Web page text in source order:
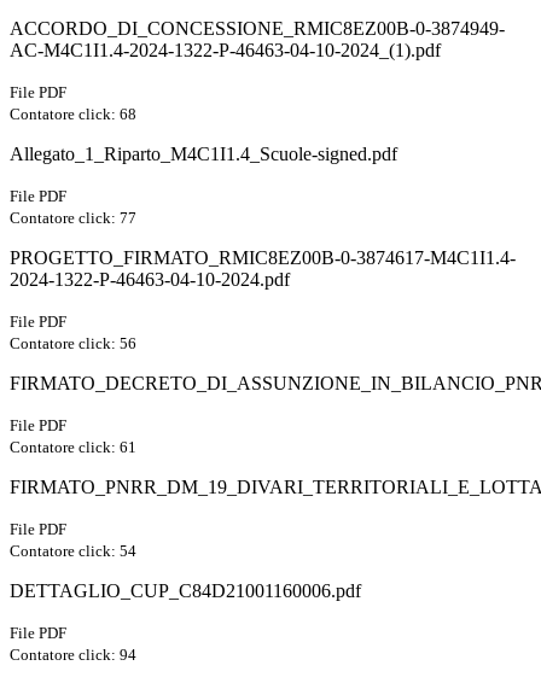
ACCORDO_DI_CONCESSIONE_RMIC8EZ00B-0-3874949-
AC-M4C1I1.4-2024-1322-P-46463-04-10-2024_(1).pdf
File PDF
Contatore click: 68
Allegato_1_Riparto_M4C1I1.4_Scuole-signed.pdf
File PDF
Contatore click: 77
PROGETTO_FIRMATO_RMIC8EZ00B-0-3874617-M4C1I1.4-
2024-1322-P-46463-04-10-2024.pdf
File PDF
Contatore click: 56
File PDF
Contatore click: 61
File PDF
Contatore click: 54
DETTAGLIO_CUP_C84D21001160006.pdf
File PDF
Contatore click: 94